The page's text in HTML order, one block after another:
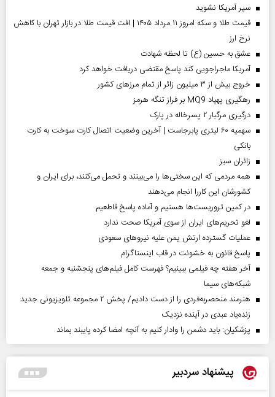
سپر آمریکا نشوید
قیمت طلا و سکه امروز ۱۱ مرداد ۱۴۰۵ | افت قیمت طلا در بازار تهران با کاهش
نرخ ارز
عشق به حسین (ع) تا لحظه شهادت
آمریکا ماجراجویی کند پاسخ مقتضی دریافت خواهد کرد
خروج بیش از ۳ میلیون زائر از تمام مرز‌های کشور
رهگیری پهپاد MQ9 بر فراز تنگه هرمز
درگیری مرگبار ۲ پسرخاله در پارک
سهمیه ۶۰ لیتری پابرجاست | آخرین وضعیت اتصال کارت سوخت به کارت
بانکی
‌زائران سبز
همه مردمی که این سختی‌ها را می‌بینند و تحمل می‌کنند، برای ایران و
کشورشان این کاررا انجام می‌دهند
در کمین تروریست‌ها هستیم و آماده پاسخ قاطعیم
لغو تحریم‌های ایران از سوی آمریکا صحت ندارد
عملیات گسترده ارتش یمن علیه نیروهای سعودی
پاسخ قانون به خشونت در قاب اینستاگرام
آخر هفته چه فیلمی ببینیم؟ فهرست کامل فیلم‌های پنجشنبه و جمعه
شبکه‌های سیما
هنرمند منحصر‌به‌فردی را از دست دادیم/ پخش ۲ مجموعه تلویزیونی جدید
زنده‌یاد عبدی در آینده نزدیک
پزشکیان: باید دشمن را وادار کنیم به آنچه امضا کرده پایبند بماند
پیشنهاد سردبیر